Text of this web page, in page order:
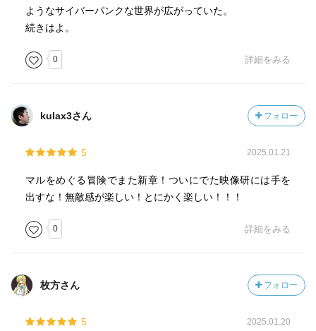
ようなサイバーパンクな世界が広がっていた。
続きはよ。
0 詳細をみる
kulax3さん フォロー
5 2025.01.21
マルをめぐる冒険でまた新章！ついにでた映像研には手を
出すな！無敵感が楽しい！とにかく楽しい！！！
0 詳細をみる
枚方さん フォロー
5 2025.01.20